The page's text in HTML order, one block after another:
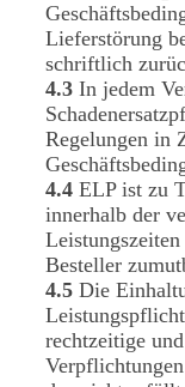
Lieferstörung
schriftlich
4.3 In jedem
Regelungen in
4.4 ELP ist zu
innerhalb der
Besteller
4.5 Die
rechtzeitige